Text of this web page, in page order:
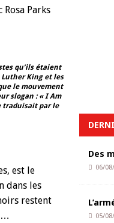
Parks
qu’ils étaient
King et les
le mouvement
slogan : « I Am
traduisait par le
est le
dans les
restent
Des
06/
05/